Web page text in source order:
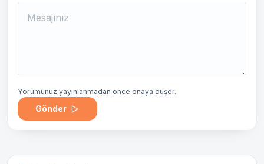
Yorumunuz yayınlanmadan önce onaya düşer.
Gönder